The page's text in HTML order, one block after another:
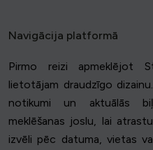
Navigācija platformā
Pirmo reizi apmeklējot
lietotājam draudzīgo
notikumi un aktuālās
meklēšanas joslu, lai
izvēli pēc datuma, vietas